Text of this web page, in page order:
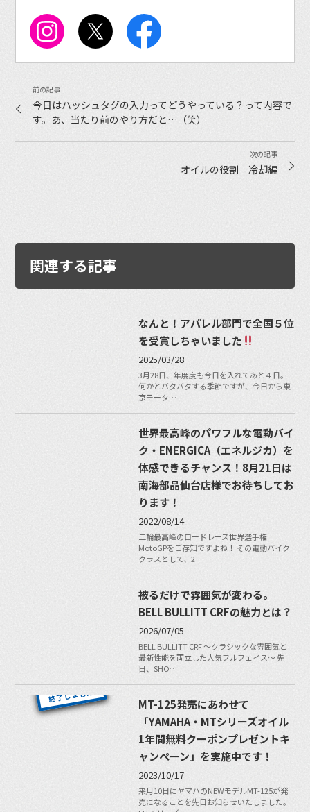
今日はハッシュタグの入力ってどうやっている？って内容で
す。あ、当たり前のやり方だと…（笑）
オイルの役割 冷却編
関連する記事
なんと！アパレル部門で全国５位
を受賞しちゃいました
2025/03/28
3月28日、年度度も今日を入れてあと４日。
何かとバタバタする季節ですが、今日から東
京モータ…
世界最高峰のパワフルな電動バイ
ク・ENERGICA（エネルジカ）を
体感できるチャンス！8月21日は
南海部品仙台店様でお待ちしてお
ります！
2022/08/14
二輪最高峰のロードレース世界選手権
MotoGPをご存知ですよね！ その電動バイク
クラスとして、2…
被るだけで雰囲気が変わる。
BELL BULLITT CRFの魅力とは？
2026/07/05
BELL BULLITT CRF 〜クラシックな雰囲気と
最新性能を両立した人気フルフェイス〜 先
日、SHO…
MT-125発売にあわせて
「YAMAHA・MTシリーズオイル
1年間無料クーポンプレゼントキ
ャンぺーン」を実施中です！
2023/10/17
来月10日にヤマハのNEWモデルMT-125が発
売になることを先日お知らせいたしました。